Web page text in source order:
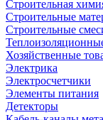
Строительная
Строительные
Строительные
Хозяйственные
Электрика
Электросчетчики
Элементы питания
Детекторы